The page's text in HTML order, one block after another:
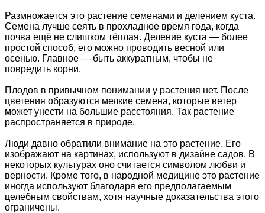
Размножается это растение семенами и делением куста.
Семена лучше сеять в прохладное время года, когда
почва ещё не слишком тёплая. Деление куста — более
простой способ, его можно проводить весной или
осенью. Главное — быть аккуратным, чтобы не
повредить корни.
Плодов в привычном понимании у растения нет. После
цветения образуются мелкие семена, которые ветер
может унести на большие расстояния. Так растение
распространяется в природе.
Люди давно обратили внимание на это растение. Его
изображают на картинах, используют в дизайне садов. В
некоторых культурах оно считается символом любви и
верности. Кроме того, в народной медицине это растение
иногда используют благодаря его предполагаемым
целебным свойствам, хотя научные доказательства этого
ограничены.